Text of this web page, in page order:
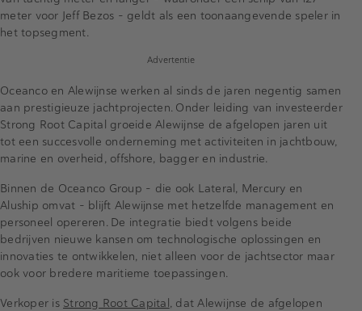
meter voor Jeff Bezos – geldt als een toonaangevende speler in
het topsegment.
Advertentie
Oceanco en Alewijnse werken al sinds de jaren negentig samen
aan prestigieuze jachtprojecten. Onder leiding van investeerder
Strong Root Capital groeide Alewijnse de afgelopen jaren uit
tot een succesvolle onderneming met activiteiten in jachtbouw,
marine en overheid, offshore, bagger en industrie.
Binnen de Oceanco Group – die ook Lateral, Mercury en
Aluship omvat – blijft Alewijnse met hetzelfde management en
personeel opereren. De integratie biedt volgens beide
bedrijven nieuwe kansen om technologische oplossingen en
innovaties te ontwikkelen, niet alleen voor de jachtsector maar
ook voor bredere maritieme toepassingen.
Verkoper is Strong Root Capital , dat Alewijnse de afgelopen